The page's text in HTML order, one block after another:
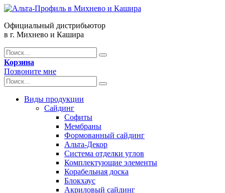
Официальный дистрибьютор
в г. Михнево и Кашира
Корзина
Позвоните мне
Виды продукции
Сайдинг
Софиты
Мембраны
Формованный сайдинг
Альта-Декор
Система отделки углов
Комплектующие элементы
Корабельная доска
Блокхаус
Акриловый сайдинг